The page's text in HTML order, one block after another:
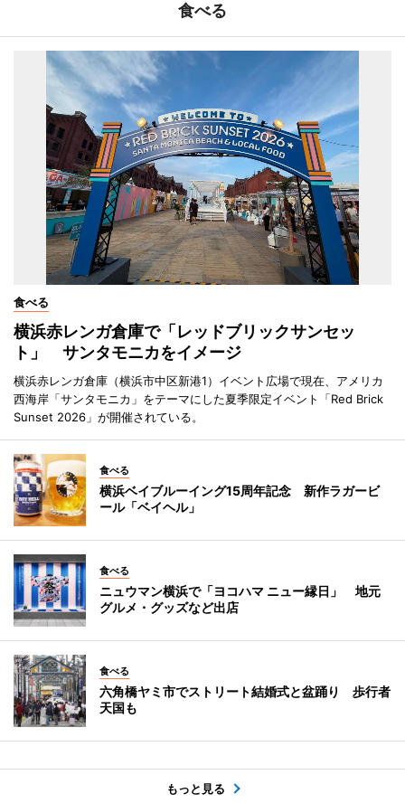
食べる
食べる
横浜赤レンガ倉庫で「レッドブリックサンセッ
ト」 サンタモニカをイメージ
横浜赤レンガ倉庫（横浜市中区新港1）イベント広場で現在、アメリカ
西海岸「サンタモニカ」をテーマにした夏季限定イベント「Red Brick
Sunset 2026」が開催されている。
食べる
横浜ベイブルーイング15周年記念 新作ラガービ
ール「ベイヘル」
食べる
ニュウマン横浜で「ヨコハマ ニュー縁日」 地元
グルメ・グッズなど出店
食べる
六角橋ヤミ市でストリート結婚式と盆踊り 歩行者
天国も
もっと見る